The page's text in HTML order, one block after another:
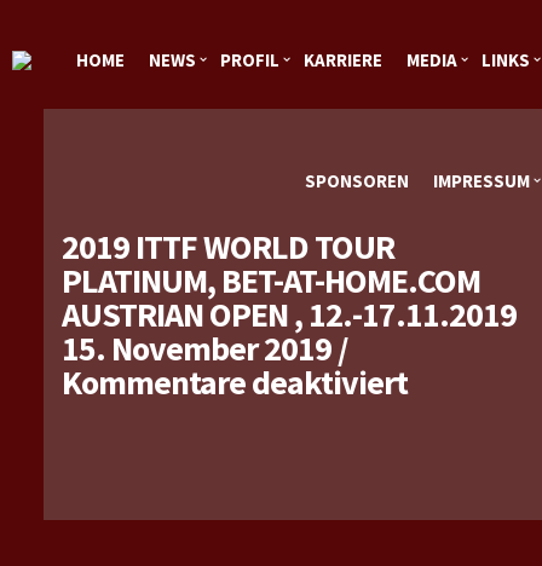
HOME NEWS PROFIL KARRIERE MEDIA LINKS
SPONSOREN IMPRESSUM
2019 ITTF WORLD TOUR
PLATINUM, BET-AT-HOME.COM
AUSTRIAN OPEN , 12.-17.11.2019
15. November 2019/
Kommentare deaktiviertfür
Tour